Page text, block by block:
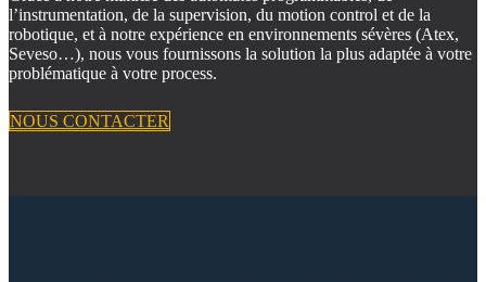
l’instrumentation, de la supervision, du motion control et de la
robotique, et à notre expérience en environnements sévères (Atex,
Seveso…), nous vous fournissons la solution la plus adaptée à votre
problématique à votre process.
NOUS CONTACTER